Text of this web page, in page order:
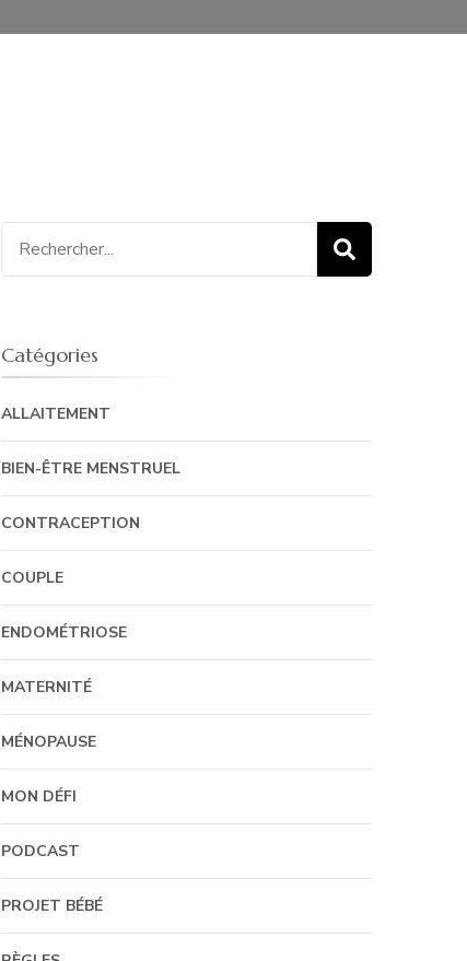
Recherche
pour
Catégories
ALLAITEMENT
BIEN-ÊTRE MENSTRUEL
CONTRACEPTION
COUPLE
ENDOMÉTRIOSE
MATERNITÉ
MÉNOPAUSE
MON DÉFI
PODCAST
PROJET BÉBÉ